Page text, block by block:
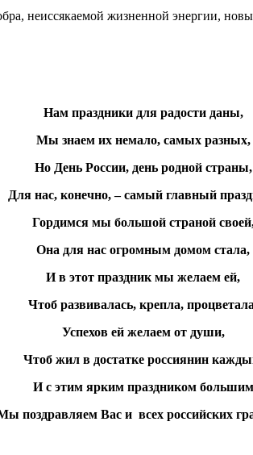
неиссякаемой жизненной энергии,
Нам праздники для радости даны,
Мы знаем их немало, самых разных,
Но День России, день родной страны,
Для нас, конечно, – самый главный
Гордимся мы большой страной
Она для нас огромным домом стала,
И в этот праздник мы желаем ей,
Чтоб развивалась, крепла,
Успехов ей желаем от души,
Чтоб жил в достатке россиянин
И с этим ярким праздником большим
поздравляем Вас и всех российских